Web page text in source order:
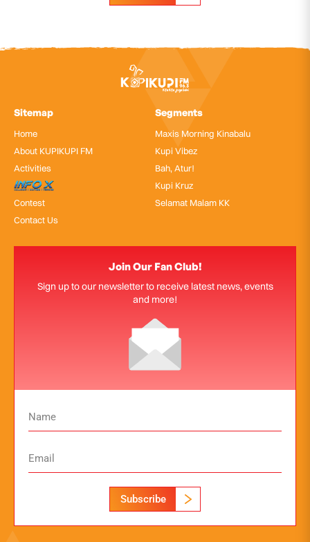
Sitemap
Home
About KUPIKUPI FM
Activities
InfoX
Contest
Contact Us
Segments
Maxis Morning Kinabalu
Kupi Vibez
Bah, Atur!
Kupi Kruz
Selamat Malam KK
Join Our Fan Club!
Sign up to our newsletter to receive latest news, events
and more!
Subscribe